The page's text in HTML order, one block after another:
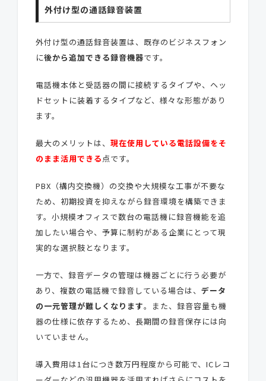
外付け型の通話録音装置
外付け型の通話録音装置は、既存のビジネスフォン
に後から追加できる録音機器です。
電話機本体と受話器の間に接続するタイプや、ヘッ
ドセットに装着するタイプなど、様々な形態があり
ます。
最大のメリットは、 現在使用している電話設備をそ
のまま活用できる点です。
PBX（構内交換機）の交換や大規模な工事が不要な
ため、初期投資を抑えながら録音環境を構築できま
す。小規模オフィスで数台の電話機に録音機能を追
加したい場合や、予算に制約がある企業にとって現
実的な選択肢となります。
一方で、録音データの管理は機器ごとに行う必要が
あり、複数の電話機で録音している場合は、 データ
の一元管理が難しくなります。また、録音容量も機
器の仕様に依存するため、長期間の録音保存には向
いていません。
導入費用は1台につき数万円程度から可能で、ICレコ